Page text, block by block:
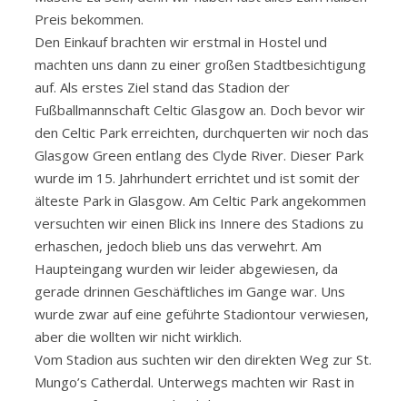
Preis bekommen.
Den Einkauf brachten wir erstmal in Hostel und
machten uns dann zu einer großen Stadtbesichtigung
auf. Als erstes Ziel stand das Stadion der
Fußballmannschaft Celtic Glasgow an. Doch bevor wir
den Celtic Park erreichten, durchquerten wir noch das
Glasgow Green entlang des Clyde River. Dieser Park
wurde im 15. Jahrhundert errichtet und ist somit der
älteste Park in Glasgow. Am Celtic Park angekommen
versuchten wir einen Blick ins Innere des Stadions zu
erhaschen, jedoch blieb uns das verwehrt. Am
Haupteingang wurden wir leider abgewiesen, da
gerade drinnen Geschäftliches im Gange war. Uns
wurde zwar auf eine geführte Stadiontour verwiesen,
aber die wollten wir nicht wirklich.
Vom Stadion aus suchten wir den direkten Weg zur St.
Mungo’s Catherdal. Unterwegs machten wir Rast in